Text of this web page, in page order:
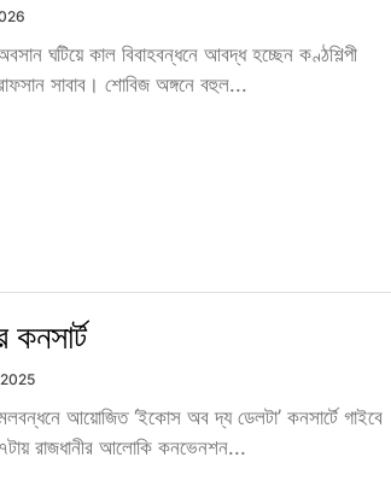
ঘটিয়ে কাল বিবাহবন্ধনে আবদ্ধ হচ্ছেন কণ্ঠশিল্পী
সাবাব। শোবিজ অঙ্গনে বহুল...
কনসার্ট
আয়োজিত ‘ইকোস অব দ্য ডেলটা’ কনসার্টে গাইবে
রাজধানীর আলোকি কনভেনশন...